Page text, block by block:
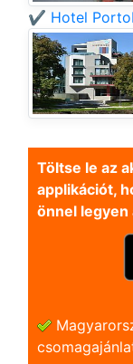
✔️ Hotel
Töltse le az
applikációt,
önnel legyen